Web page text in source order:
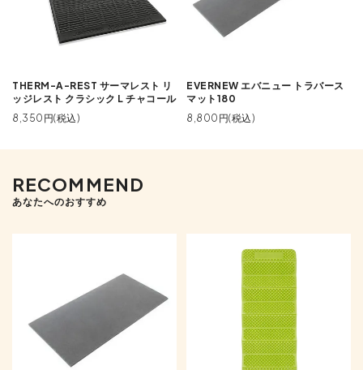
THERM-A-REST サーマレスト リ
ッジレスト クラシック L チャコール
8,350円(税込)
EVERNEW エバニュー トラバース
マット180
8,800円(税込)
RECOMMEND
あなたへのおすすめ